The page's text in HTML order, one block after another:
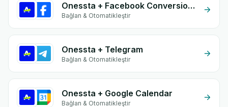
Onessta + Facebook Conversion API (CAPI)
Bağlan & Otomatikleştir
Onessta + Telegram
Bağlan & Otomatikleştir
Onessta + Google Calendar
Bağlan & Otomatikleştir